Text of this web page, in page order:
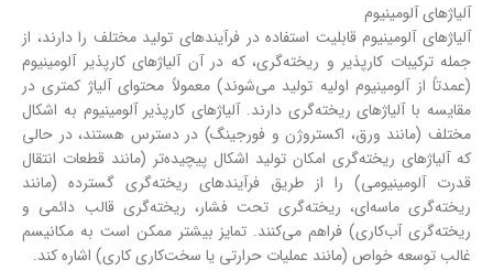
آلیاژهای آلومینیوم
آلیاژهای آلومینیوم قابلیت استفاده در فرآیندهای تولید مختلف را دارند، از
جمله ترکیبات کارپذیر و ریخته‌گری، که در آن آلیاژهای کارپذیر آلومینیوم
(عمدتاً از آلومینیوم اولیه تولید می‌شوند) معمولاً محتوای آلیاژ کمتری در
مقایسه با آلیاژهای ریخته‌گری دارند. آلیاژهای کارپذیر آلومینیوم به اشکال
مختلف (مانند ورق، اکستروژن و فورجینگ) در دسترس هستند، در حالی
که آلیاژهای ریخته‌گری امکان تولید اشکال پیچیده‌تر (مانند قطعات انتقال
قدرت آلومینیومی) را از طریق فرآیندهای ریخته‌گری گسترده (مانند
ریخته‌گری ماسه‌ای، ریخته‌گری تحت فشار، ریخته‌گری قالب دائمی و
ریخته‌گری آب‌کاری) فراهم می‌کنند. تمایز بیشتر ممکن است به مکانیسم
غالب توسعه خواص (مانند عملیات حرارتی یا سخت‌کاری کاری) اشاره کند.